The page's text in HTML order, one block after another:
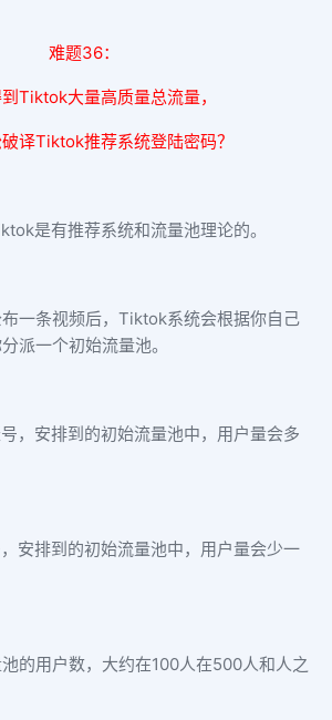
难题36：
Tiktok大量高质量总流量，
译Tiktok推荐系统登陆密码？
是有推荐系统和流量池理论的。
一条视频后，Tiktok系统会根据你自己
派一个初始流量池。
，安排到的初始流量池中，用户量会多
安排到的初始流量池中，用户量会少一
的用户数，大约在100人在500人和人之